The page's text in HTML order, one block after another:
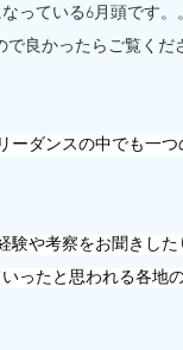
っている6月頭です。
で良かったらご覧くだ
ーダンスの中でも一
験や考察をお聞きし
ったと思われる各地